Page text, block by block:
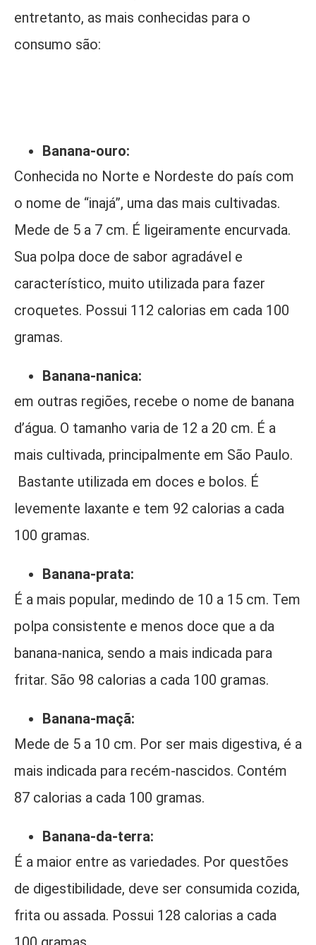
entretanto, as mais conhecidas para o
consumo são:
Banana-ouro:
Conhecida no Norte e Nordeste do país com
o nome de “inajá”, uma das mais cultivadas.
Mede de 5 a 7 cm. É ligeiramente encurvada.
Sua polpa doce de sabor agradável e
característico, muito utilizada para fazer
croquetes. Possui 112 calorias em cada 100
gramas.
Banana-nanica:
em outras regiões, recebe o nome de banana
d’água. O tamanho varia de 12 a 20 cm. É a
mais cultivada, principalmente em São Paulo.
Bastante utilizada em doces e bolos. É
levemente laxante e tem 92 calorias a cada
100 gramas.
Banana-prata:
É a mais popular, medindo de 10 a 15 cm. Tem
polpa consistente e menos doce que a da
banana-nanica, sendo a mais indicada para
fritar. São 98 calorias a cada 100 gramas.
Banana-maçã:
Mede de 5 a 10 cm. Por ser mais digestiva, é a
mais indicada para recém-nascidos. Contém
87 calorias a cada 100 gramas.
Banana-da-terra:
É a maior entre as variedades. Por questões
de digestibilidade, deve ser consumida cozida,
frita ou assada. Possui 128 calorias a cada